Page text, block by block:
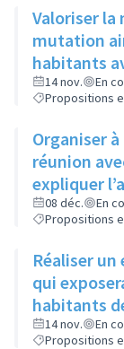
Valoriser la
mutation
habitants
14 nov.
En
Propositions
Organiser
réunion
expliquer
et son
08 déc.
En
Propositions
Réaliser
qui
habitants
14 nov.
En
Propositions